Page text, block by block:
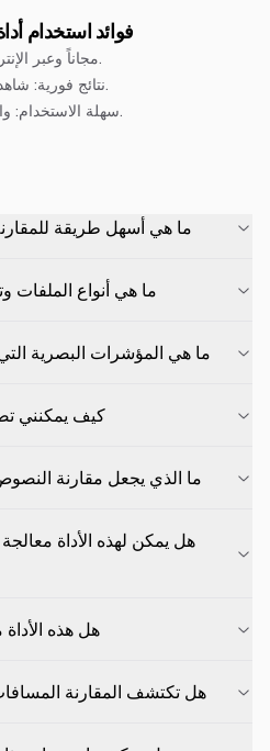
فوائد استخدام
مجاناً وعبر الإنترنت: لا حاجة للتنزيل أو التثبيت.
نتائج فورية: شاهد الاختلافات في الوقت الفعلي.
سهلة الاستخدام: واجهة بسيطة وسهلة الاستخدام.
ما هي أسهل طريقة
ما هي أنواع الملفات
ما هي المؤشرات البصرية
كيف يمكنني
ما الذي يجعل مقارنة
هل يمكن لهذه الأداة
هل هذه
هل تكتشف المقارنة